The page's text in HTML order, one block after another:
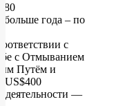
больше года – по
с
с Отмыванием
Путём и
US$400
деятельности —